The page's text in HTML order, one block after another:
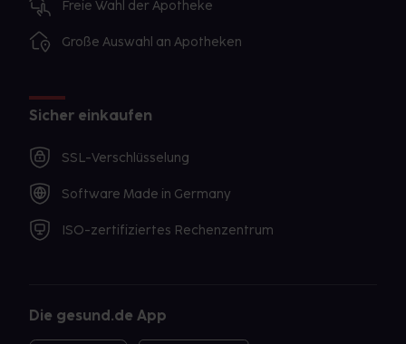
Freie Wahl der Apotheke
Große Auswahl an Apotheken
Sicher einkaufen
SSL-Verschlüsselung
Software Made in Germany
ISO-zertifiziertes Rechenzentrum
Die gesund.de App